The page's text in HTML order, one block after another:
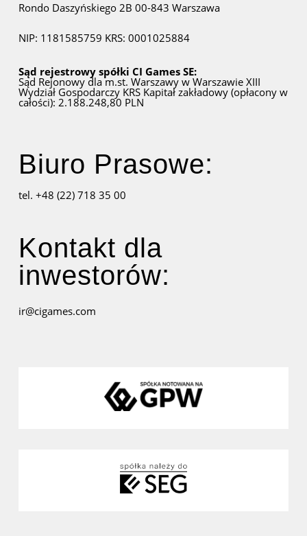
Rondo Daszyńskiego 2B 00-843 Warszawa
NIP: 1181585759 KRS: 0001025884
Sąd rejestrowy spółki CI Games SE:
Sąd Rejonowy dla m.st. Warszawy w WarszawieXIII
Wydział Gospodarczy KRSKapitał zakładowy (opłacony w
całości): 2.188.248,80 PLN
Biuro Prasowe:
tel. +48 (22) 718 35 00
Kontakt dla
inwestorów:
ir@cigames.com